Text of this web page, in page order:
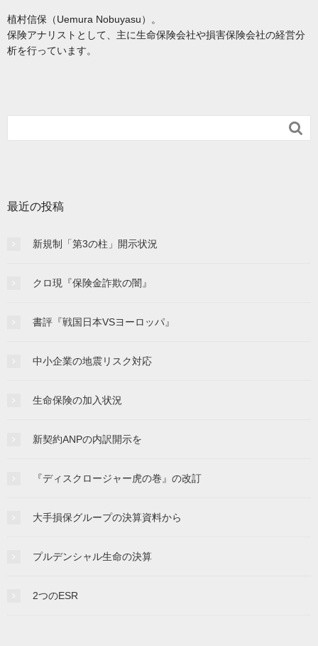
植村信保（Uemura Nobuyasu）。
保険アナリストとして、主に生命保険会社や損害保険会社の経営分
析を行っています。

最近の投稿
新規制「第3の柱」開示状況
クロ現『保険金詐欺の闇』
書評『戦国日本VSヨーロッパ』
中小企業の地震リスク対応
生命保険の加入状況
新契約ANPの内訳開示を
『ディスクロージャー虎の巻』の改訂
大手損保グループの決算資料から
プルデンシャル生命の決算
2つのESR